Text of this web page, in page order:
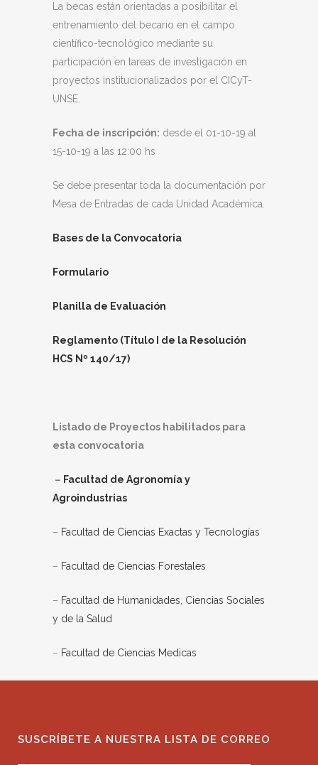
La becas están orientadas a posibilitar el
entrenamiento del becario en el campo
científico-tecnológico mediante su
participación en tareas de investigación en
proyectos institucionalizados por el CICyT-
UNSE.
Fecha de inscripción: desde el 01-10-19 al
15-10-19 a las 12:00 hs
Se debe presentar toda la documentación por
Mesa de Entradas de cada Unidad Académica.
Bases de la Convocatoria
Formulario
Planilla de Evaluación
Reglamento (Título I de la Resolución
HCS Nº 140/17)
Listado de Proyectos habilitados para
esta convocatoria
– Facultad de Agronomía y
Agroindustrias
– Facultad de Ciencias Exactas y Tecnologías
– Facultad de Ciencias Forestales
– Facultad de Humanidades, Ciencias Sociales
y de la Salud
– Facultad de Ciencias Medicas
SUSCRÍBETE A NUESTRA LISTA DE CORREO